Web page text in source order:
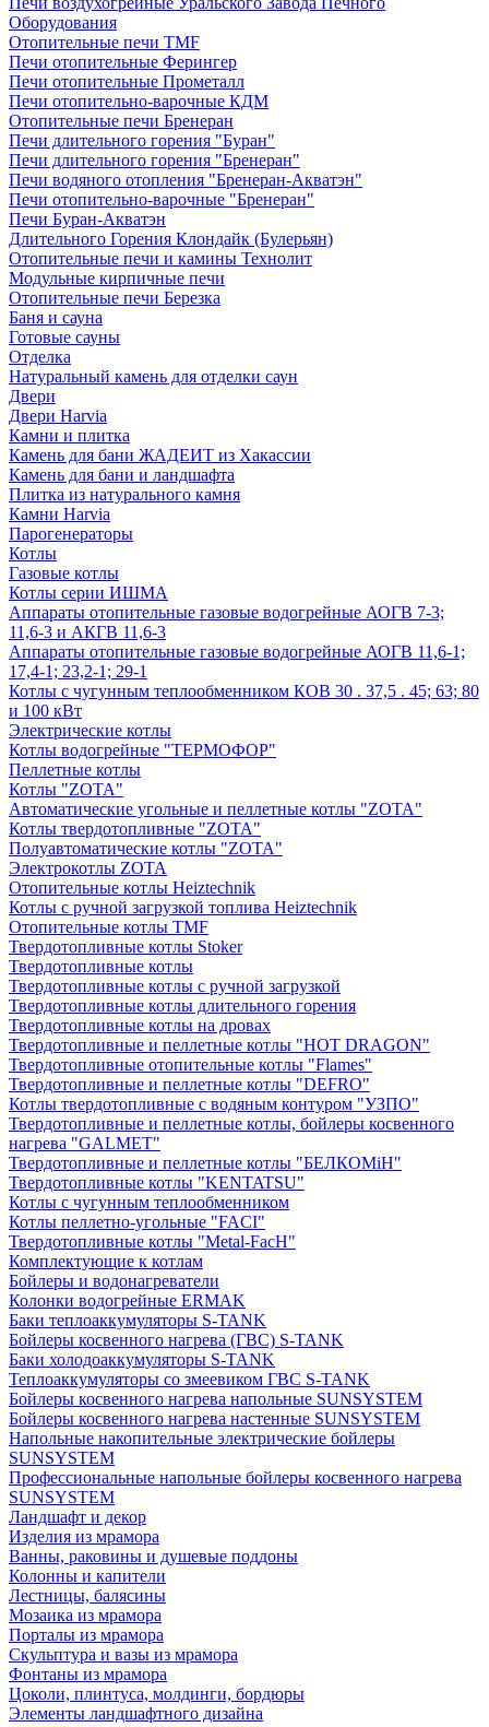
Оборудования
Отопительные печи TMF
Печи отопительные Ферингер
Печи отопительные Прометалл
Печи отопительно-варочные КДМ
Отопительные печи Бренеран
Печи длительного горения "Буран"
Печи длительного горения "Бренеран"
Печи водяного отопления "Бренеран-Акватэн"
Печи отопительно-варочные "Бренеран"
Печи Буран-Акватэн
Длительного Горения Клондайк (Булерьян)
Отопительные печи и камины Технолит
Модульные кирпичные печи
Отопительные печи Березка
Баня и сауна
Готовые сауны
Отделка
Натуральный камень для отделки саун
Двери
Двери Harvia
Камни и плитка
Камень для бани ЖАДЕИТ из Хакассии
Камень для бани и ландшафта
Плитка из натурального камня
Камни Harvia
Парогенераторы
Котлы
Газовые котлы
Котлы серии ИШМА
Аппараты отопительные газовые водогрейные АОГВ 7-3;
11,6-3 и АКГВ 11,6-3
Аппараты отопительные газовые водогрейные АОГВ 11,6-1;
17,4-1; 23,2-1; 29-1
Котлы с чугунным теплообменником КОВ 30 . 37,5 . 45; 63; 80
и 100 кВт
Электрические котлы
Котлы водогрейные "ТЕРМОФОР"
Пеллетные котлы
Котлы "ZOTA"
Автоматические угольные и пеллетные котлы "ZOTA"
Котлы твердотопливные "ZOTA"
Полуавтоматические котлы "ZOTA"
Электрокотлы ZOTA
Отопительные котлы Heiztechnik
Котлы с ручной загрузкой топлива Heiztechnik
Отопительные котлы TMF
Твердотопливные котлы Stoker
Твердотопливные котлы
Твердотопливные котлы с ручной загрузкой
Твердотопливные котлы длительного горения
Твердотопливные котлы на дровах
Твердотопливные и пеллетные котлы "HOT DRAGON"
Твердотопливные отопительные котлы "Flames"
Твердотопливные и пеллетные котлы "DEFRO"
Котлы твердотопливные с водяным контуром "УЗПО"
Твердотопливные и пеллетные котлы, бойлеры косвенного
нагрева "GALMET"
Твердотопливные и пеллетные котлы "БЕЛКОМiН"
Твердотопливные котлы "KENTATSU"
Котлы с чугунным теплообменником
Котлы пеллетно-угольные "FACI"
Твердотопливные котлы "Metal-FacH"
Комплектующие к котлам
Бойлеры и водонагреватели
Колонки водогрейные ERMAK
Баки теплоаккумуляторы S-TANK
Бойлеры косвенного нагрева (ГВС) S-TANK
Баки холодоаккумуляторы S-TANK
Теплоаккумуляторы со змеевиком ГВС S-TANK
Бойлеры косвенного нагрева напольные SUNSYSTEM
Бойлеры косвенного нагрева настенные SUNSYSTEM
Напольные накопительные электрические бойлеры
SUNSYSTEM
Профессиональные напольные бойлеры косвенного нагрева
SUNSYSTEM
Ландшафт и декор
Изделия из мрамора
Ванны, раковины и душевые поддоны
Колонны и капители
Лестницы, балясины
Мозаика из мрамора
Порталы из мрамора
Скульптура и вазы из мрамора
Фонтаны из мрамора
Цоколи, плинтуса, молдинги, бордюры
Элементы ландшафтного дизайна